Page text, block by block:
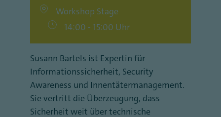
Workshop Stage
14:00 - 15:00 Uhr
Susann Bartels ist Expertin für
Informationssicherheit, Security
Awareness und Innentätermanagement.
Sie vertritt die Überzeugung, dass
Sicherheit weit über technische